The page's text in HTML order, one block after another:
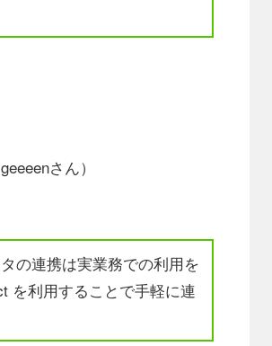
さん）
の連携は実業務での利用を
を利用することで手軽に連